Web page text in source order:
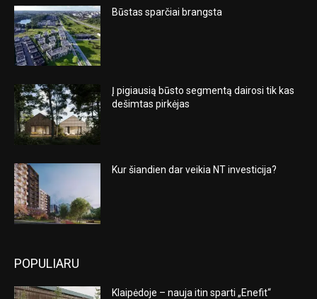
Būstas sparčiai brangsta
Į pigiausią būsto segmentą dairosi tik kas
dešimtas pirkėjas
Kur šiandien dar veikia NT investicija?
POPULIARU
Klaipėdoje – nauja itin sparti „Enefit“